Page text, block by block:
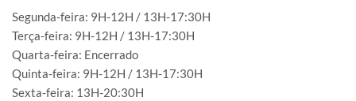
Segunda-feira: 9H-12H / 13H-17:30H
Terça-feira: 9H-12H / 13H-17:30H
Quarta-feira: Encerrado
Quinta-feira: 9H-12H / 13H-17:30H
Sexta-feira: 13H-20:30H